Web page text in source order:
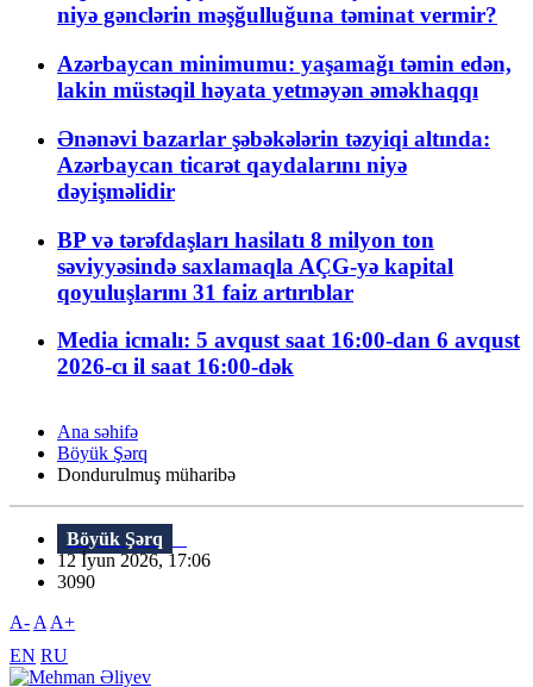
niyə gənclərin məşğulluğuna təminat vermir?
Azərbaycan minimumu: yaşamağı təmin edən,
lakin müstəqil həyata yetməyən əməkhaqqı
Ənənəvi bazarlar şəbəkələrin təzyiqi altında:
Azərbaycan ticarət qaydalarını niyə
dəyişməlidir
BP və tərəfdaşları hasilatı 8 milyon ton
səviyyəsində saxlamaqla AÇG-yə kapital
qoyuluşlarını 31 faiz artırıblar
Media icmalı: 5 avqust saat 16:00-dan 6 avqust
2026-cı il saat 16:00-dək
Ana səhifə
Böyük Şərq
Dondurulmuş müharibə
Böyük Şərq
12 İyun 2026, 17:06
3090
A- A A+
EN RU